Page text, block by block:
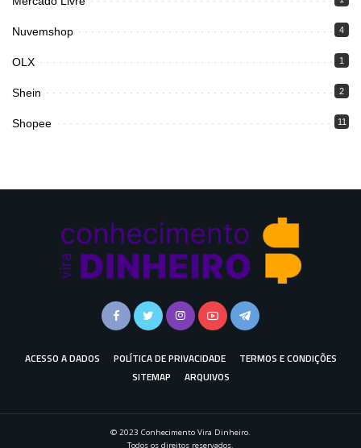
Nuvemshop 4
OLX 1
Shein 2
Shopee 11
ACESSO A DADOS POLÍTICA DE PRIVACIDADE
TERMOS E CONDIÇÕES
SITEMAP
ARQUIVOS
© 2023 Conhecimento Vira Dinheiro.
Todos os direitos reservados.